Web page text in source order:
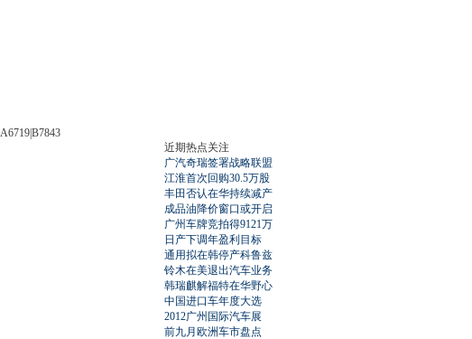
A6719|B7843
近期热点关注
广汽奇瑞签署战略联盟
江淮首次回购30.5万股
丰田否认在华持续减产
成品油降价窗口或开启
广州车牌竞拍得9121万
日产下调年盈利目标
通用拟在韩停产科鲁兹
铃木在美退出汽车业务
韩瑞麒解福特在华野心
中国进口车年度大选
2012广州国际汽车展
前九月欧洲车市盘点